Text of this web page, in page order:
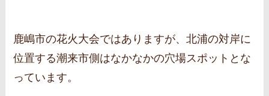
鹿嶋市の花火大会ではありますが、北浦の対岸に
位置する潮来市側はなかなかの穴場スポットとな
っています。